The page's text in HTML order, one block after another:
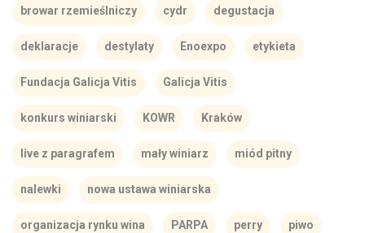
browar rzemieślniczy cydr degustacja
deklaracje destylaty Enoexpo etykieta
Fundacja Galicja Vitis Galicja Vitis
konkurs winiarski KOWR Kraków
live z paragrafem mały winiarz miód pitny
nalewki nowa ustawa winiarska
organizacja rynku wina PARPA perry piwo